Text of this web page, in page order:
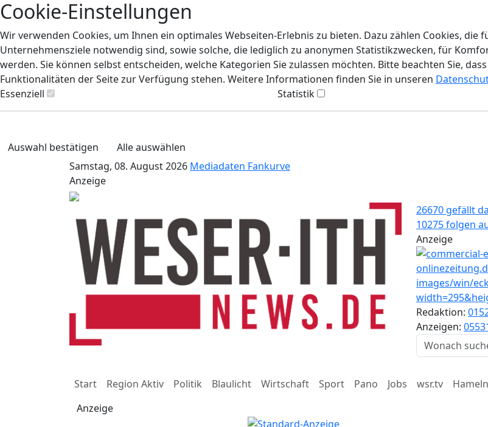
Cookie-Einstellungen
Wir verwenden Cookies, um Ihnen ein optimales Webseiten-Erlebnis zu bieten. Dazu zählen Cookies,
Unternehmensziele notwendig sind, sowie solche, die lediglich zu anonymen Statistikzwecken, für
werden. Sie können selbst entscheiden, welche Kategorien Sie zulassen möchten. Bitte beachten Sie,
Funktionalitäten der Seite zur Verfügung stehen. Weitere Informationen finden Sie in unseren
Essenziell
Statistik
Auswahl bestätigen
Alle auswählen
Samstag, 08. August 2026 Mediadaten Fankurve
Anzeige
26670 gefällt
10275 folgen
Anzeige
Redaktion:
Anzeigen:
Start Region Aktiv Politik Blaulicht Wirtschaft Sport Pano Jobs wsr.tv Hameln
Anzeige